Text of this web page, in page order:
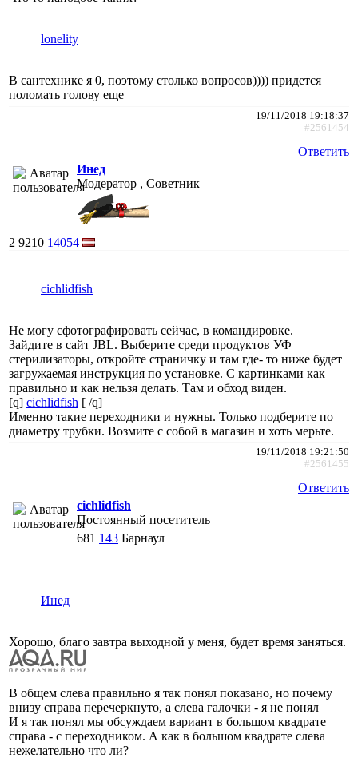
lonelity
В сантехнике я 0, поэтому столько вопросов)))) придется
поломать голову еще
19/11/2018 19:18:37
#2561454
Ответить
Инед
Модератор , Советник
2 9210 14054
cichlidfish
Не могу сфотографировать сейчас, в командировке.
Зайдите в сайт JBL. Выберите среди продуктов УФ
стерилизаторы, откройте страничку и там где- то ниже будет
загружаемая инструкция по установке. С картинками как
правильно и как нельзя делать. Там и обход виден.
[q] cichlidfish [ /q]
Именно такие переходники и нужны. Только подберите по
диаметру трубки. Возмите с собой в магазин и хоть мерьте.
19/11/2018 19:21:50
#2561455
Ответить
cichlidfish
Постоянный посетитель
681 143 Барнаул
Инед
Хорошо, благо завтра выходной у меня, будет время заняться.
В общем слева правильно я так понял показано, но почему
внизу справа перечеркнуто, а слева галочки - я не понял
И я так понял мы обсуждаем вариант в большом квадрате
справа - с переходником. А как в большом квадрате слева
нежелательно что ли?